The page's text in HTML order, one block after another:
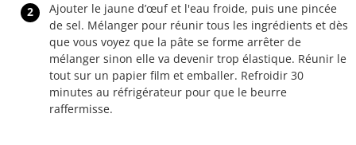
2
Ajouter le jaune d’œuf et l'eau froide, puis une pincée
de sel. Mélanger pour réunir tous les ingrédients et dès
que vous voyez que la pâte se forme arrêter de
mélanger sinon elle va devenir trop élastique. Réunir le
tout sur un papier film et emballer. Refroidir 30
minutes au réfrigérateur pour que le beurre
raffermisse.